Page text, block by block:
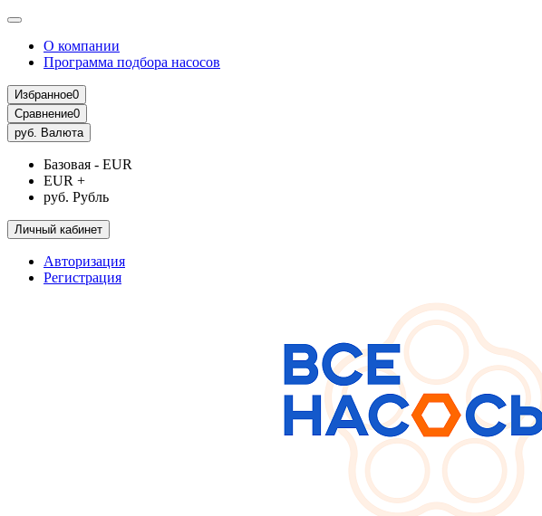
О компании
Программа подбора насосов
Избранное0
Сравнение0
руб. Валюта
Базовая - EUR
EUR +
руб. Рубль
Личный кабинет
Авторизация
Регистрация